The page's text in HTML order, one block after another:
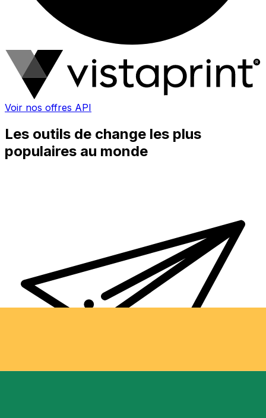
Voir nos offres API
Les outils de change les plus
populaires au monde